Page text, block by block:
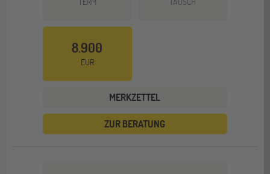
8.900
EUR
MERKZETTEL
ZUR BERATUNG